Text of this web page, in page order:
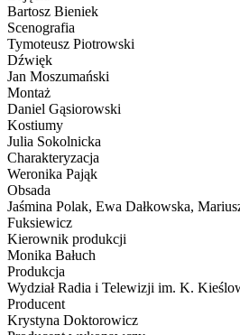
Bartosz Bieniek
Scenografia
Tymoteusz Piotrowski
Dźwięk
Jan Moszumański
Montaż
Daniel Gąsiorowski
Kostiumy
Julia Sokolnicka
Charakteryzacja
Weronika Pająk
Obsada
Jaśmina Polak, Ewa Dałkowska,
Fuksiewicz
Kierownik produkcji
Monika Bałuch
Produkcja
Wydział Radia i Telewizji im. K.
Producent
Krystyna Doktorowicz